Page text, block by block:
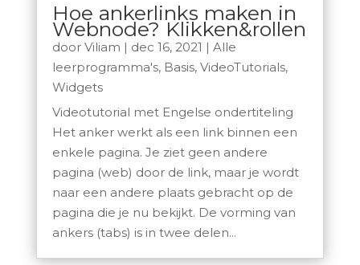
Hoe ankerlinks maken in
Webnode? Klikken&rollen
door Viliam | dec 16, 2021 | Alle
leerprogramma's, Basis, VideoTutorials,
Widgets
Videotutorial met Engelse ondertiteling
Het anker werkt als een link binnen een
enkele pagina. Je ziet geen andere
pagina (web) door de link, maar je wordt
naar een andere plaats gebracht op de
pagina die je nu bekijkt. De vorming van
ankers (tabs) is in twee delen...